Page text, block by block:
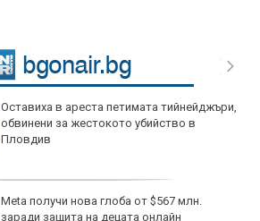
Оставиха в ареста петимата тийнейджъри,
обвинени за жестокото убийство в
Пловдив
Meta получи нова глоба от $567 млн.
заради защита на децата онлайн